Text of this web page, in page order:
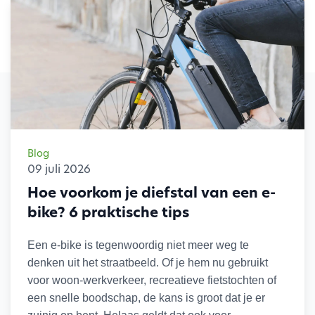
Blog
09 juli 2026
Hoe voorkom je diefstal van een e-
bike? 6 praktische tips
Een e-bike is tegenwoordig niet meer weg te
denken uit het straatbeeld. Of je hem nu gebruikt
voor woon-werkverkeer, recreatieve fietstochten of
een snelle boodschap, de kans is groot dat je er